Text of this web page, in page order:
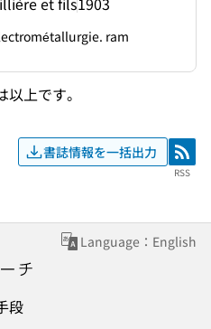
ram
上です。
書誌情報を一括出力 RSS
RSS
Language：English
段